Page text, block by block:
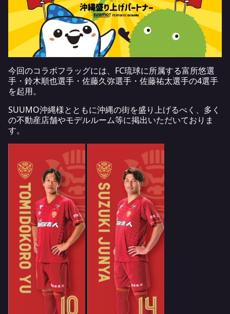
今回のコラボフラッグには、FC琉球に所属する富所悠選
手・鈴木順也選手・佐藤久弥選手・佐藤祐太選手の4選手
を起用。
SUUMO沖縄様とともに沖縄の街を盛り上げるべく、多く
の不動産店舗やモデルルーム等に掲出いただいておりま
す。